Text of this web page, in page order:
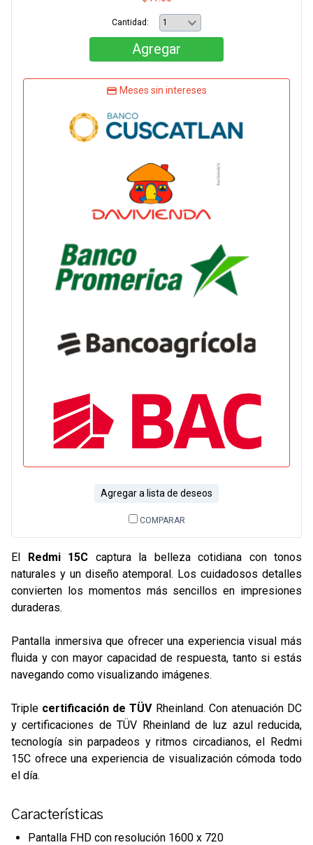
Cantidad:
Agregar
Meses sin intereses
Agregar a lista de deseos
COMPARAR
El Redmi 15C captura la belleza cotidiana con tonos
naturales y un diseño atemporal. Los cuidadosos detalles
convierten los momentos más sencillos en impresiones
duraderas.
Pantalla inmersiva que ofrecer una experiencia visual más
fluida y con mayor capacidad de respuesta, tanto si estás
navegando como visualizando imágenes.
Triple certificación de TÜVRheinland. Con atenuación DC
y certificaciones de TÜV Rheinland de luz azul reducida,
tecnología sin parpadeos y ritmos circadianos, el Redmi
15C ofrece una experiencia de visualización cómoda todo
el día.
Características
Pantalla FHD con resolución 1600 x 720